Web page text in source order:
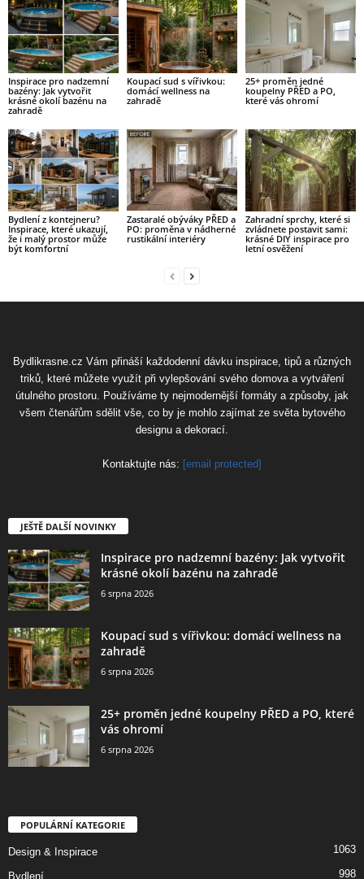
Inspirace pro nadzemní
bazény: Jak vytvořit
krásné okolí bazénu na
zahradě
Koupací sud s vířivkou:
domácí wellness na
zahradě
25+ proměn jedné
koupelny PŘED a PO,
které vás ohromí
Bydlení z kontejneru?
Inspirace, které ukazují,
že i malý prostor může
být komfortní
Zastaralé obýváky PŘED a
PO: proměna v nádherné
rustikální interiéry
Zahradní sprchy, které si
zvládnete postavit sami:
krásné DIY inspirace pro
letní osvěžení
Bydlikrasne.cz Vám přináší každodenní dávku inspirace, tipů a různých
triků, které můžete využít při vylepšování svého domova a vytváření
útulného prostoru. Používáme ty nejmodernější formáty a způsoby, jak
všem čtenářům sdělit vše, co by je mohlo zajímat ze světa bytového
designu a dekorací.
Kontaktujte nás: [email protected]
JEŠTĚ DALŠÍ NOVINKY
Inspirace pro nadzemní bazény: Jak vytvořit
krásné okolí bazénu na zahradě
6 srpna 2026
Koupací sud s vířivkou: domácí wellness na
zahradě
6 srpna 2026
25+ proměn jedné koupelny PŘED a PO, které
vás ohromí
6 srpna 2026
POPULÁRNÍ KATEGORIE
Design & Inspirace 1063
Bydlení 998